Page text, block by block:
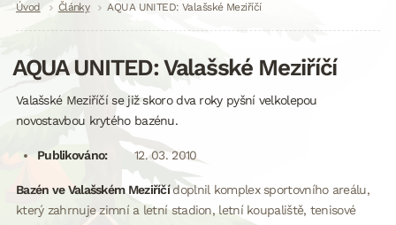
www.huteresort.cz
Drobečková
Úvod Články AQUA UNITED: Valašské Meziříčí
AQUA UNITED: Valašské Meziříčí
Valašské Meziříčí se již skoro dva roky pyšní velkolepou
novostavbou krytého bazénu.
Publikováno: 12. 03. 2010
Bazén ve Valašském Meziříčídoplnil komplex sportovního areálu,
který zahrnuje zimní a letní stadion, letní koupaliště, tenisové